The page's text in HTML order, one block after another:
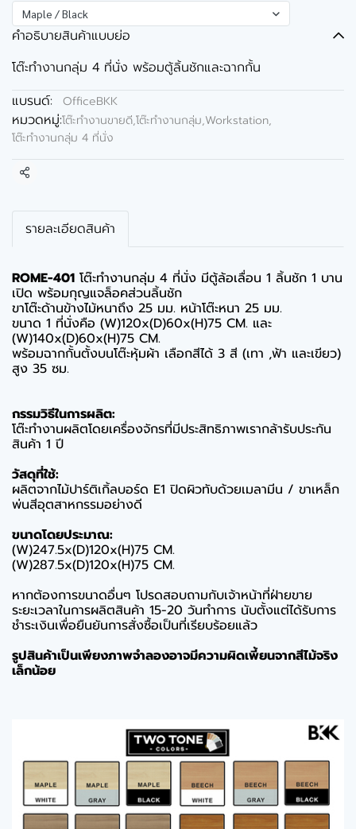
Maple / Black
คำอธิบายสินค้าแบบย่อ
โต๊ะทำงานกลุ่ม 4 ที่นั่ง พร้อมตู้ลิ้นชักและฉากกั้น
แบรนด์:
OfficeBKK
หมวดหมู่:โต๊ะทำงานขายดี,โต๊ะทำงานกลุ่ม,Workstation,
โต๊ะทำงานกลุ่ม 4 ที่นั่ง
แชร์
รายละเอียดสินค้า
ROME-401 โต๊ะทำงานกลุ่ม 4 ที่นั่ง มีตู้ล้อเลื่อน 1 ลิ้นชัก 1 บาน
เปิด พร้อมกุญแจล็อคส่วนลิ้นชัก
ขาโต๊ะด้านข้างไม้หนาถึง 25 มม. หน้าโต๊ะหนา 25 มม.
ขนาด 1 ที่นั่งคือ (W)120x(D)60x(H)75 CM. และ
(W)140x(D)60x(H)75 CM.
พร้อมฉากกั้นตั้งบนโต๊ะหุ้มผ้า เลือกสีได้ 3 สี (เทา ,ฟ้า และเขียว)
สูง 35 ซม.
กรรมวิธีในการผลิต:
โต๊ะทำงานผลิตโดยเครื่องจักรที่มีประสิทธิภาพเรากล้ารับประกัน
สินค้า 1 ปี
วัสดุที่ใช้:
ผลิตจากไม้ปาร์ติเกิ้ลบอร์ด E1 ปิดผิวทับด้วยเมลามีน / ขาเหล็ก
พ่นสีอุตสาหกรรมอย่างดี
ขนาดโดยประมาณ:
(W)247.5x(D)120x(H)75 CM.
(W)287.5x(D)120x(H)75 CM.
หากต้องการขนาดอื่นๆ โปรดสอบถามกับเจ้าหน้าที่ฝ่ายขาย
ระยะเวลาในการผลิตสินค้า 15-20 วันทำการ นับตั้งแต่ได้รับการ
ชำระเงินเพื่อยืนยันการสั่งซื้อเป็นที่เรียบร้อยแล้ว
รูปสินค้าเป็นเพียงภาพจำลองอาจมีความผิดเพี้ยนจากสีไม้จริง
เล็กน้อย